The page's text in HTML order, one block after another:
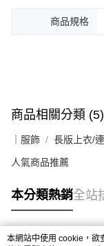
商品規格
商品相關分類 (5)
｜服飾 長版上衣/
人氣商品推薦
本分類熱銷全站
本網站中使用 cookie，欲